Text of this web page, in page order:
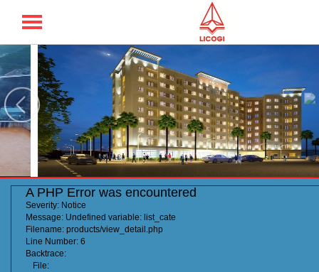
TỔNG CÔNG TY LICOGI - CTCP
A PHP Error was encountered
Severity: Notice
Message: Undefined variable: list_cate
Filename: products/view_detail.php
Line Number: 6
Backtrace:
File: